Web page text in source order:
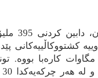
ئامانج
دۆنم له‌ زه‌وییه‌
ده‌ربه‌ند و هه‌روه‌ها وه‌به‌رهێنانی 11